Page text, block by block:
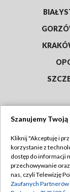
Abonament
Emisja w TVP
Szanujemy
Kliknij "Akceptuję i
korzystanie z
dostęp do informacji
przechowywanie
nas, czyli Telewizję
Zaufanych